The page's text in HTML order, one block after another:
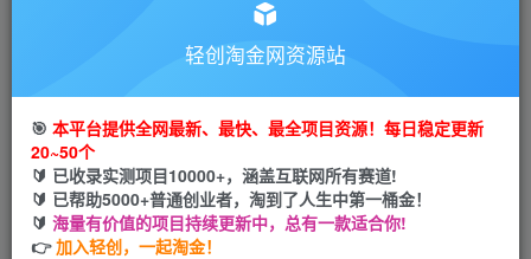
金币9.9金币99
立即购买
您当前未登录！建议登陆后购买，可保存购买订单
轻创淘金网资源站
🎯 本平台提供全网最新、最快、最全项目资源！每日稳定更新
20~50个
🔰 已收录实测项目10000+，涵盖互联网所有赛道!
🔰 已帮助5000+普通创业者，淘到了人生中第一桶金！
🔰 海量有价值的项目持续更新中，总有一款适合你!
👉加入轻创，一起淘金！